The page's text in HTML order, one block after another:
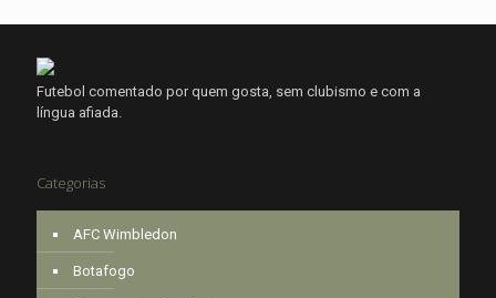
Futebol comentado por quem gosta, sem clubismo e com a
língua afiada.
Categorias
AFC Wimbledon
Botafogo